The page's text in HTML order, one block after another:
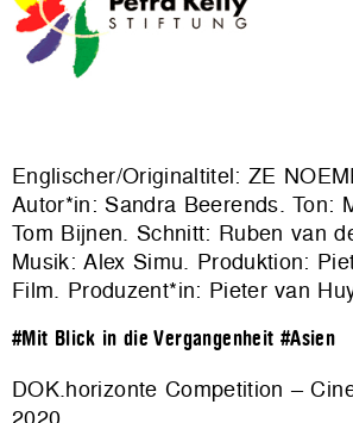
Englischer/Originaltitel: ZE
Autor*in: Sandra Beerends. Ton:
Tom Bijnen. Schnitt: Ruben van
Musik: Alex Simu. Produktion:
Film. Produzent*in: Pieter van
#Mit Blick in die Vergangenheit #Asien
DOK.horizonte Competition –